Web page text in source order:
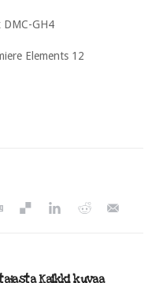
DMC-GH4
Elements 12
Kaikki kuvaa